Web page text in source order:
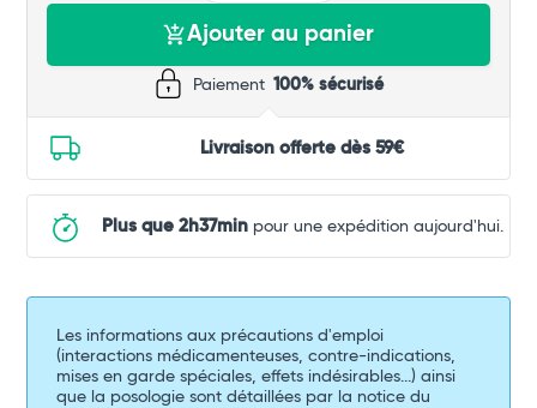
Ajouter au panier
Paiement 100% sécurisé
Livraison offerte dès 59€
Plus que 2h37minpour une expédition aujourd'hui.
Les informations aux précautions d'emploi
(interactions médicamenteuses, contre-indications,
mises en garde spéciales, effets indésirables...) ainsi
que la posologie sont détaillées par la notice du